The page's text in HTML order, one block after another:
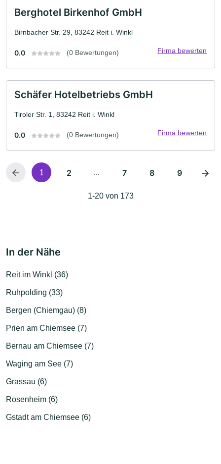
Berghotel Birkenhof GmbH
Birnbacher Str. 29, 83242 Reit i. Winkl
0.0 (0 Bewertungen) Firma bewerten
Schäfer Hotelbetriebs GmbH
Tiroler Str. 1, 83242 Reit i. Winkl
0.0 (0 Bewertungen) Firma bewerten
1 2 ... 7 8 9
1-20 von 173
In der Nähe
Reit im Winkl (36)
Ruhpolding (33)
Bergen (Chiemgau) (8)
Prien am Chiemsee (7)
Bernau am Chiemsee (7)
Waging am See (7)
Grassau (6)
Rosenheim (6)
Gstadt am Chiemsee (6)